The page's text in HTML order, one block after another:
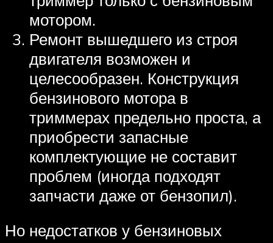
мотором.
Ремонт вышедшего из строя
двигателя возможен и
целесообразен. Конструкция
бензинового мотора в
триммерах предельно проста, а
приобрести запасные
комплектующие не составит
проблем (иногда подходят
запчасти даже от бензопил).
Но недостатков у бензиновых